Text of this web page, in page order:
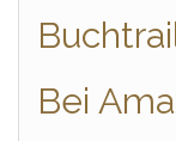
Bei